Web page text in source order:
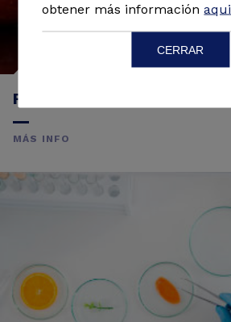
FRAUDE ALIMENTARIO
MÁS INFO
obtener más informaciónaqui
CERRAR